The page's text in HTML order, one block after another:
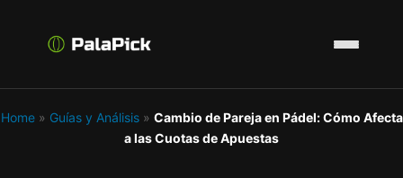
Home» Guías y Análisis» Cambio de Pareja en Pádel: Cómo Afecta
a las Cuotas de Apuestas